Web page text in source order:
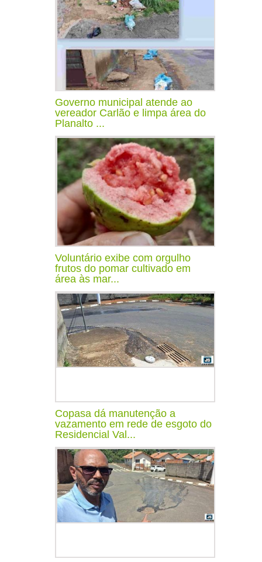
Governo municipal atende ao
vereador Carlão e limpa área do
Planalto ...
Voluntário exibe com orgulho
frutos do pomar cultivado em
área às mar...
Copasa dá manutenção a
vazamento em rede de esgoto do
Residencial Val...